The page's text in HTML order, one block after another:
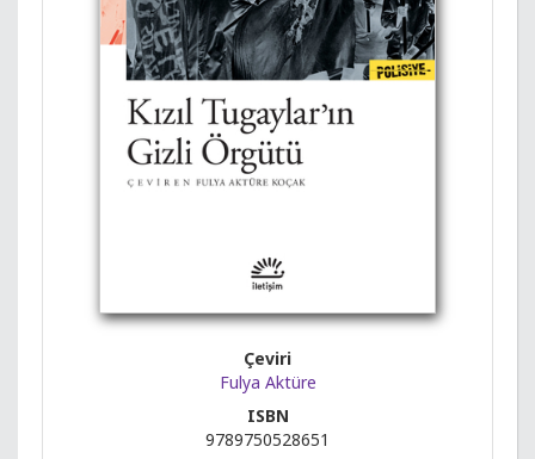
Çeviri
Fulya Aktüre
ISBN
9789750528651